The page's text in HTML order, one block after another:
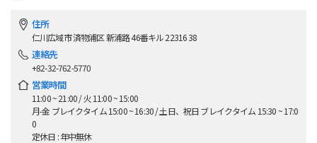
住所
仁川広域市 済物浦区 新浦路 46番キル 22316 38
連絡先
+82-32-762-5770
営業時間
11:00 ~ 21:00 / 火 11:00 ~ 15:00
月-金 ブレイクタイム 15:00 ~ 16:30 / 土日、祝日 ブレイクタイム 15:30 ~ 17:0
0
定休日 : 年中無休